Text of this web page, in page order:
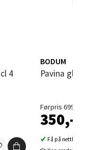
BODUM
Pavina
Førpris 699,-
350,-
Få på nettlager
Velg